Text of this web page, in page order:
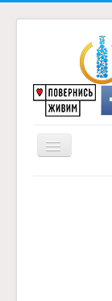
Перемикач
навігації